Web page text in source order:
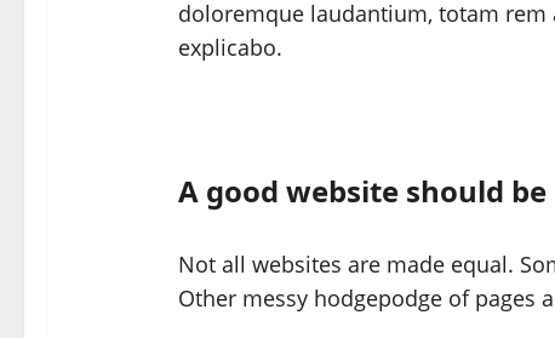
doloremque laudantium, totam rem
explicabo.
A good website should
Not all websites are made equal.
Other messy hodgepodge of pages